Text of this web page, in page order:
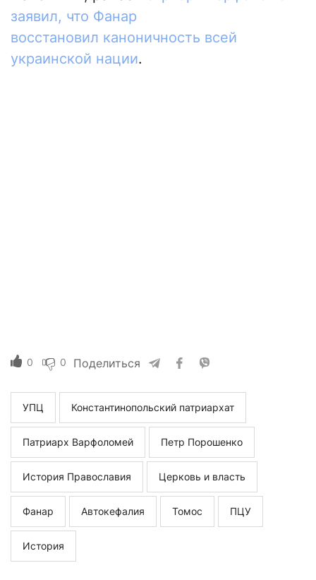
заявил, что Фанар
восстановил каноничность всей
украинской нации.
0 0 Поделиться
УПЦ Константинопольский патриархат
Патриарх Варфоломей Петр Порошенко
История Православия Церковь и власть
Фанар Автокефалия Томос ПЦУ
История